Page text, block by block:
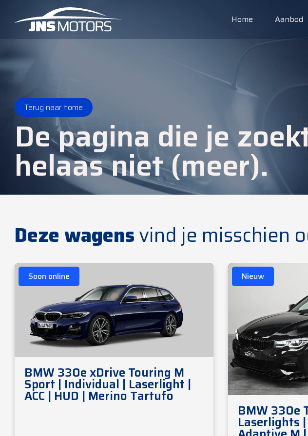
Home Aanbod
Terug naar home
De pagina die je
helaas niet (meer).
Deze wagensvind je misschien
Soon online
BMW 330e xDrive Touring M
Sport | Individual | Laserlight |
ACC | HUD | Merino Tartufo
Nieuw
BMW 330e
Laserlights